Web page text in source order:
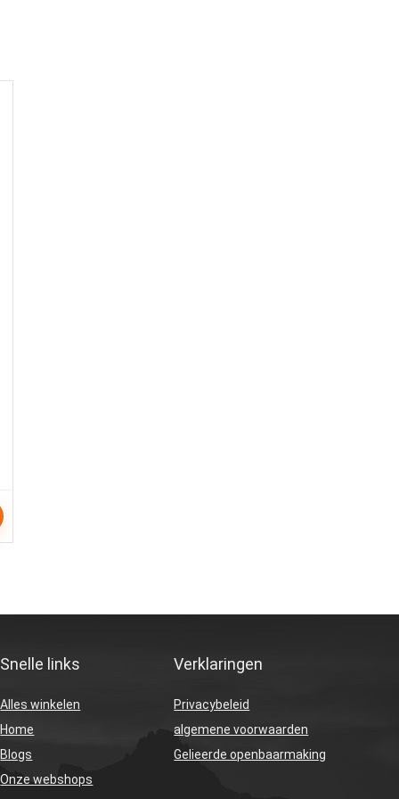
Snelle links
Alles winkelen
Home
Blogs
Onze webshops
Verklaringen
Privacybeleid
algemene voorwaarden
Gelieerde openbaarmaking